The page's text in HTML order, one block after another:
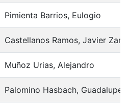
Pimienta Barrios, Eulogio
Castellanos Ramos, Javier
Muñoz Urias, Alejandro
Palomino Hasbach, Guadalupe